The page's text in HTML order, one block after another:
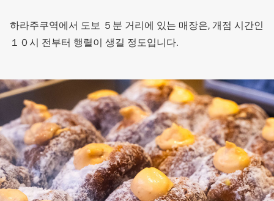
하라주쿠역에서 도보 ５분 거리에 있는 매장은, 개점 시간인
１０시 전부터 행렬이 생길 정도입니다.